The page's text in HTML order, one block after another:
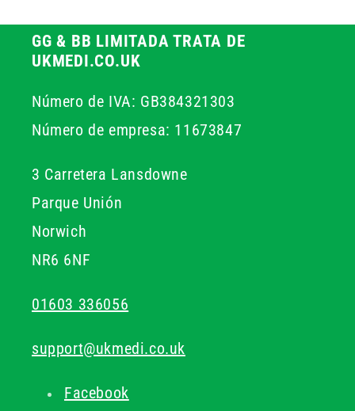
GG & BB LIMITADA TRATA DE
UKMEDI.CO.UK
Número de IVA: GB384321303
Número de empresa: 11673847
3 Carretera Lansdowne
Parque Unión
Norwich
NR6 6NF
01603 336056
support@ukmedi.co.uk
Facebook